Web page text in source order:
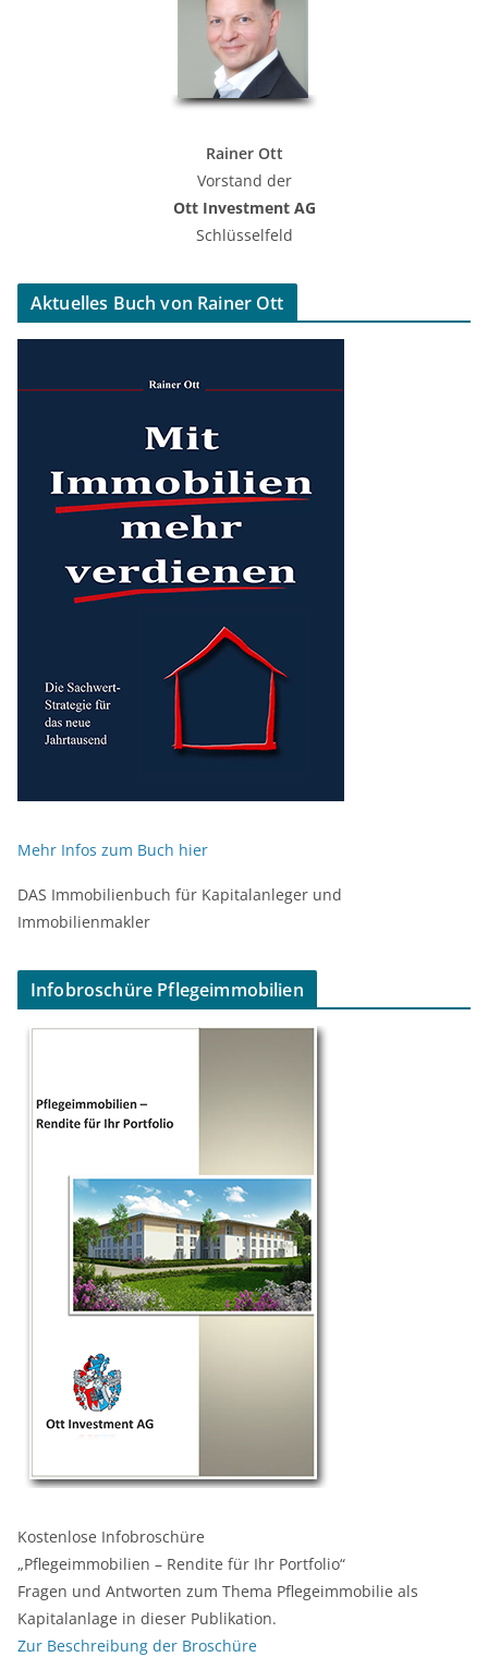
Rainer Ott
Vorstand der
Ott Investment AG
Schlüsselfeld
Aktuelles Buch von Rainer Ott
Mehr Infos zum Buch hier
DAS Immobilienbuch für Kapitalanleger und
Immobilienmakler
Infobroschüre Pflegeimmobilien
Kostenlose Infobroschüre
„Pflegeimmobilien – Rendite für Ihr Portfolio“
Fragen und Antworten zum Thema Pflegeimmobilie als
Kapitalanlage in dieser Publikation.
Zur Beschreibung der Broschüre